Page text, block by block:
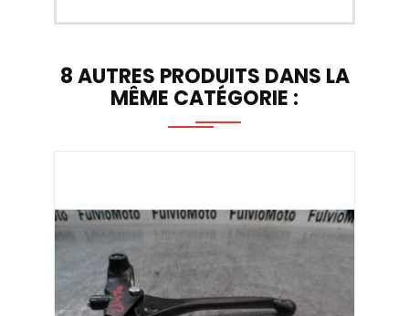
8 AUTRES PRODUITS DANS LA
MÊME CATÉGORIE :